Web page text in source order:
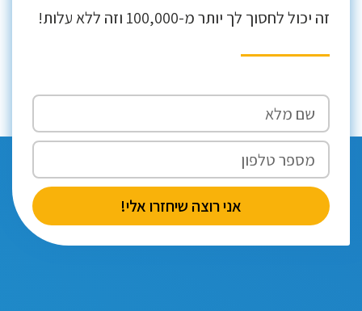
זה יכול לחסוך לך יותר מ-100,000 וזה ללא עלות!
אני רוצה שיחזרו אלי!